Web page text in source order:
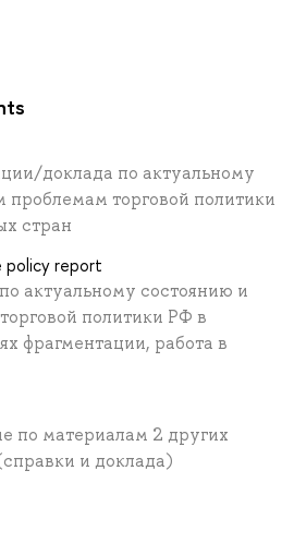
доклада по актуальному
торговой политики
стран
policy report
актуальному состоянию и
политики РФ в
фрагментации, работа в
по материалам 2 других
и доклада)